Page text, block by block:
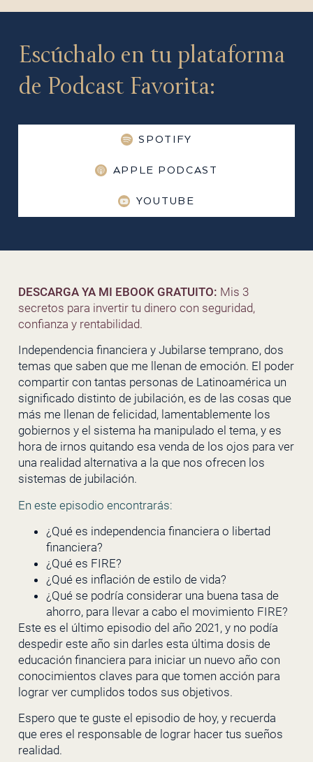
Escúchalo en tu plataforma
de Podcast Favorita:
SPOTIFY
APPLE PODCAST
YOUTUBE
DESCARGA YA MI EBOOK GRATUITO: Mis 3
secretos para invertir tu dinero con seguridad,
confianza y rentabilidad.
Independencia financiera y Jubilarse temprano, dos
temas que saben que me llenan de emoción. El poder
compartir con tantas personas de Latinoamérica un
significado distinto de jubilación, es de las cosas que
más me llenan de felicidad, lamentablemente los
gobiernos y el sistema ha manipulado el tema, y es
hora de irnos quitando esa venda de los ojos para ver
una realidad alternativa a la que nos ofrecen los
sistemas de jubilación.
En este episodio encontrarás:
¿Qué es independencia financiera o libertad
financiera?
¿Qué es FIRE?
¿Qué es inflación de estilo de vida?
¿Qué se podría considerar una buena tasa de
ahorro, para llevar a cabo el movimiento FIRE?
Este es el último episodio del año 2021, y no podía
despedir este año sin darles esta última dosis de
educación financiera para iniciar un nuevo año con
conocimientos claves para que tomen acción para
lograr ver cumplidos todos sus objetivos.
Espero que te guste el episodio de hoy, y recuerda
que eres el responsable de lograr hacer tus sueños
realidad.